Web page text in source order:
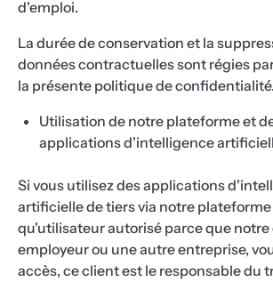
d'emploi.
La durée de conservation et la
données contractuelles sont régies
la présente politique de confidentialité.
Utilisation de notre plateforme et
applications d'intelligence
Si vous utilisez des applications
artificielle de tiers via notre
qu'utilisateur autorisé parce que
employeur ou une autre entreprise,
accès, ce client est le responsable du